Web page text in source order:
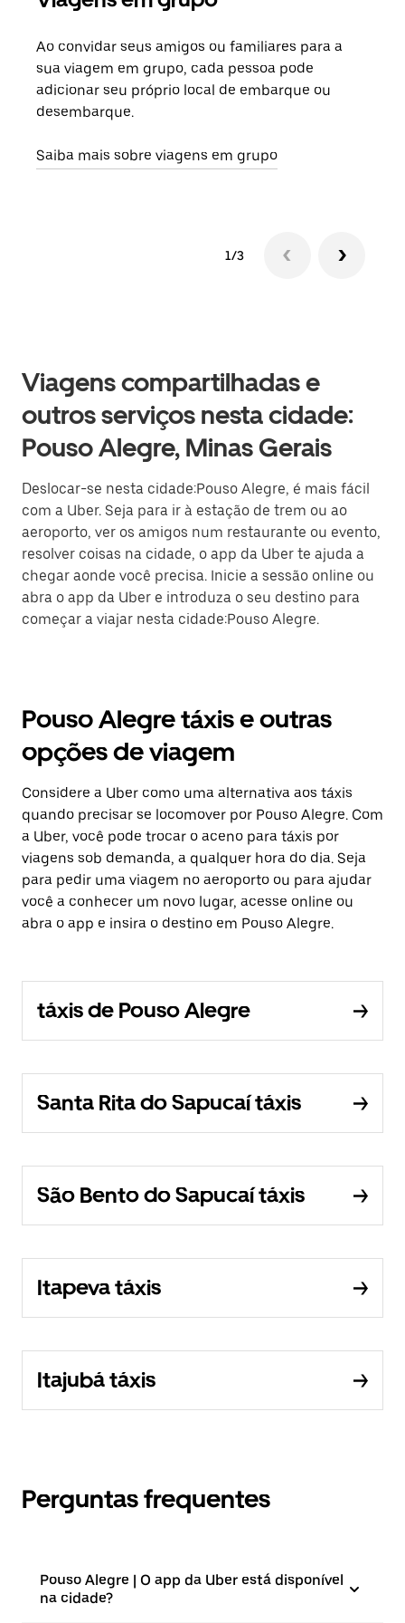
Ao convidar seus amigos ou familiares para a
sua viagem em grupo, cada pessoa pode
adicionar seu próprio local de embarque ou
desembarque.
Saiba mais sobre viagens em grupo
1/3
Viagens compartilhadas e
outros serviços nesta cidade:
Pouso Alegre, Minas Gerais
Deslocar-se nesta cidade:Pouso Alegre, é mais fácil
com a Uber. Seja para ir à estação de trem ou ao
aeroporto, ver os amigos num restaurante ou evento,
resolver coisas na cidade, o app da Uber te ajuda a
chegar aonde você precisa. Inicie a sessão online ou
abra o app da Uber e introduza o seu destino para
começar a viajar nesta cidade:Pouso Alegre.
Pouso Alegre táxis e outras
opções de viagem
Considere a Uber como uma alternativa aos táxis
quando precisar se locomover por Pouso Alegre. Com
a Uber, você pode trocar o aceno para táxis por
viagens sob demanda, a qualquer hora do dia. Seja
para pedir uma viagem no aeroporto ou para ajudar
você a conhecer um novo lugar, acesse online ou
abra o app e insira o destino em Pouso Alegre.
táxis de Pouso Alegre
Santa Rita do Sapucaí táxis
São Bento do Sapucaí táxis
Itapeva táxis
Itajubá táxis
Perguntas frequentes
Pouso Alegre | O app da Uber está disponível
na cidade?